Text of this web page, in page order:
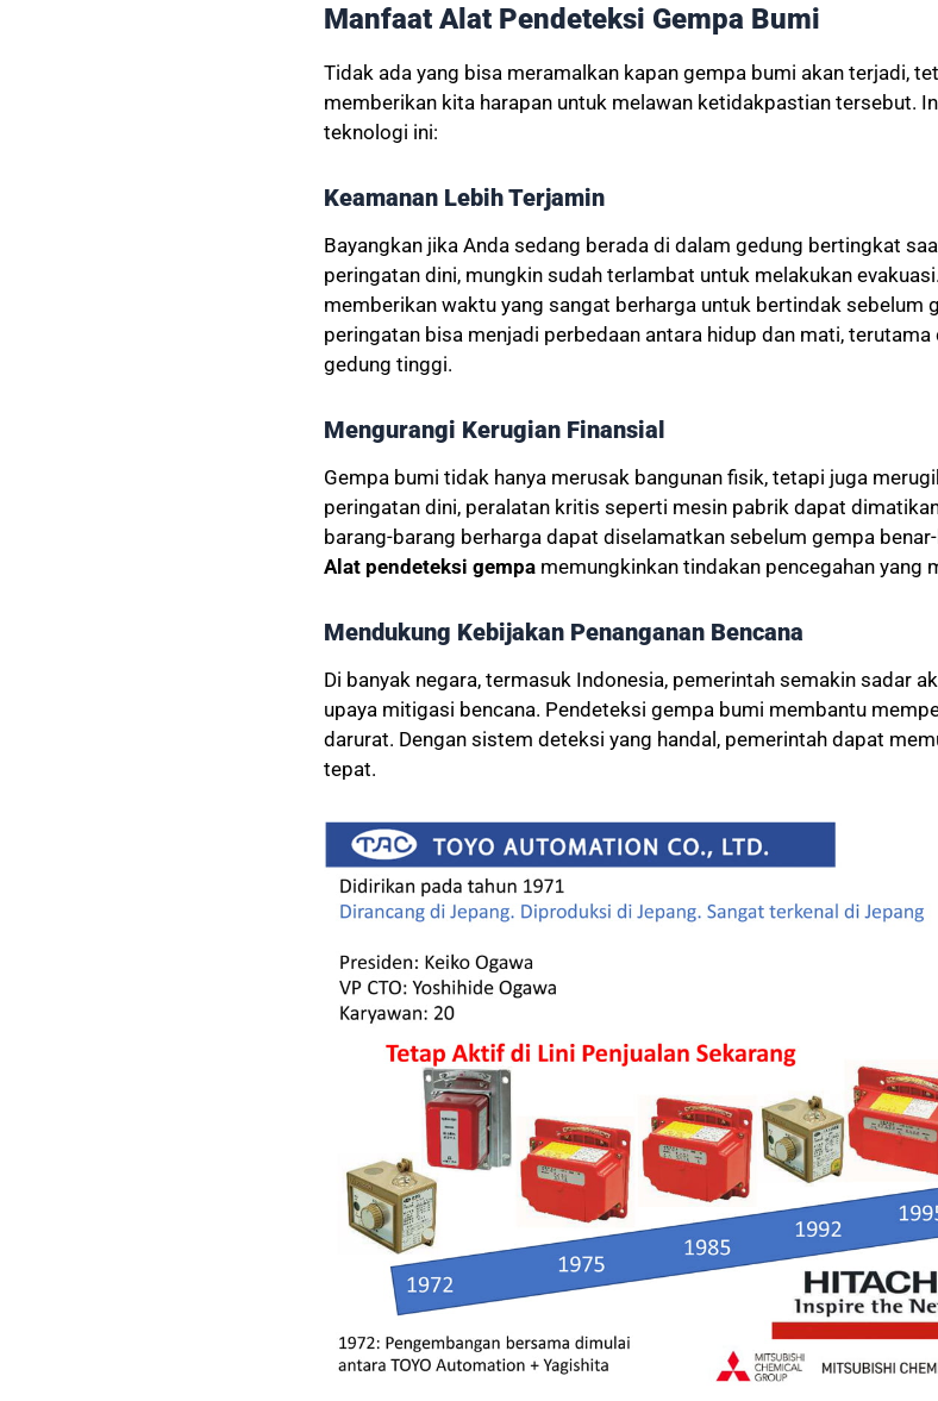
Manfaat Alat Pendeteksi Gempa Bumi
Tidak ada yang bisa meramalkan kapan gempa bumi akan terjadi,
memberikan kita harapan untuk melawan ketidakpastian tersebut.
teknologi ini:
Keamanan Lebih Terjamin
Bayangkan jika Anda sedang berada di dalam gedung bertingkat
peringatan dini, mungkin sudah terlambat untuk melakukan evakuasi.
memberikan waktu yang sangat berharga untuk bertindak sebelum
peringatan bisa menjadi perbedaan antara hidup dan mati,
gedung tinggi.
Mengurangi Kerugian Finansial
Gempa bumi tidak hanya merusak bangunan fisik, tetapi juga
peringatan dini, peralatan kritis seperti mesin pabrik dapat
barang-barang berharga dapat diselamatkan sebelum gempa
Alat pendeteksi gempa memungkinkan tindakan pencegahan yang
Mendukung Kebijakan Penanganan Bencana
Di banyak negara, termasuk Indonesia, pemerintah semakin sadar
upaya mitigasi bencana. Pendeteksi gempa bumi membantu
darurat. Dengan sistem deteksi yang handal, pemerintah dapat
tepat.